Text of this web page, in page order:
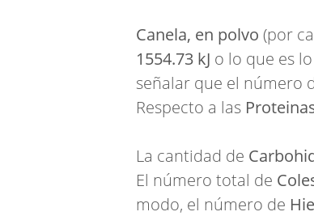
Canela, en polvo (por
1554.73 kJ o lo que es
señalar que el número
Respecto a las
La cantidad de
El número total de
modo, el número de